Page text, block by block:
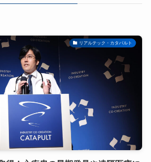
リアルテック・カタパルト